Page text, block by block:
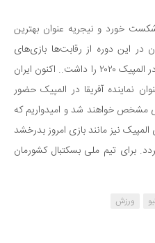
خورد و نیجریه عنوان بهترین
در این دوره از رقابت‌ها بازی‌های
خوبی را به تصویر کشید و حق حضور در المپیک ۲۰۲۰ را داشت.. اکنون ایران
نماینده آفریقا در المپیک حضور
مشخص خواهند شد و امیدواریم که
نیز مانند بازی امروز بدرخشد
برای تیم ملی بسکتبال کشورمان
ورزش